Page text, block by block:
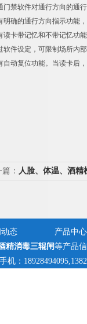
门禁软件对通行方向的通
明确的通行方向指示功能
读卡带记忆和不带记忆功
软件设定，可限制场所内
自动复位功能。当读卡后
： 人脸、体温、酒精
态
产品中心
精消毒三辊闸等产品
：